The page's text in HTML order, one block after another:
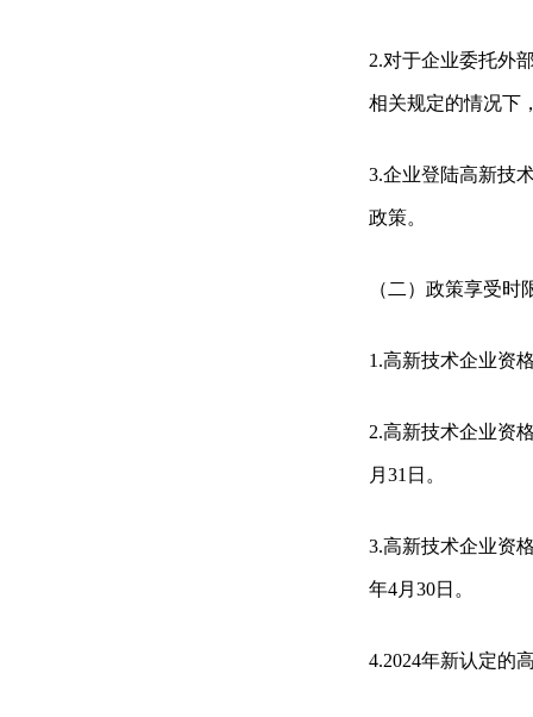
2.对于企业委托外
相关规定的情况下
3.企业登陆高新技
政策。
（二）政策享受时
1.高新技术企业资
2.高新技术企业资
月31日。
3.高新技术企业资
年4月30日。
4.2024年新认定的